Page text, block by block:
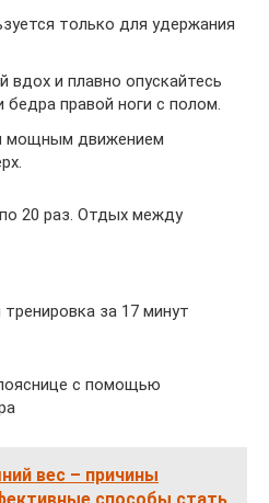
только для удержания
вдох и плавно опускайтесь
бедра правой ноги с полом.
мощным движением
20 раз. Отдых между
за 17 минут
с помощью
вес – причины
способы стать